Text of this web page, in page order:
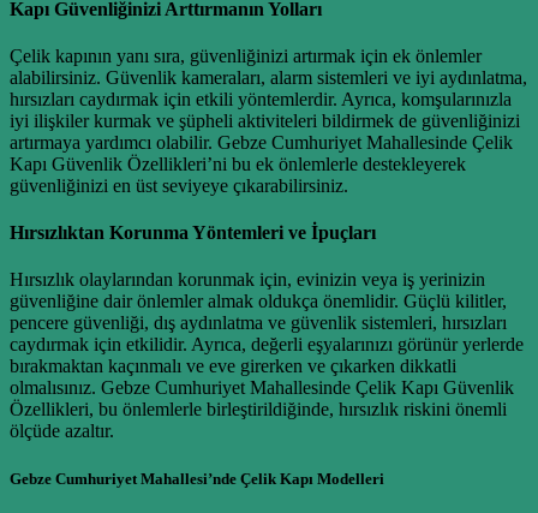
Kapı Güvenliğinizi Arttırmanın Yolları
Çelik kapının yanı sıra, güvenliğinizi artırmak için ek önlemler
alabilirsiniz. Güvenlik kameraları, alarm sistemleri ve iyi aydınlatma,
hırsızları caydırmak için etkili yöntemlerdir. Ayrıca, komşularınızla
iyi ilişkiler kurmak ve şüpheli aktiviteleri bildirmek de güvenliğinizi
artırmaya yardımcı olabilir. Gebze Cumhuriyet Mahallesinde Çelik
Kapı Güvenlik Özellikleri’ni bu ek önlemlerle destekleyerek
güvenliğinizi en üst seviyeye çıkarabilirsiniz.
Hırsızlıktan Korunma Yöntemleri ve İpuçları
Hırsızlık olaylarından korunmak için, evinizin veya iş yerinizin
güvenliğine dair önlemler almak oldukça önemlidir. Güçlü kilitler,
pencere güvenliği, dış aydınlatma ve güvenlik sistemleri, hırsızları
caydırmak için etkilidir. Ayrıca, değerli eşyalarınızı görünür yerlerde
bırakmaktan kaçınmalı ve eve girerken ve çıkarken dikkatli
olmalısınız. Gebze Cumhuriyet Mahallesinde Çelik Kapı Güvenlik
Özellikleri, bu önlemlerle birleştirildiğinde, hırsızlık riskini önemli
ölçüde azaltır.
Gebze Cumhuriyet Mahallesi’nde Çelik Kapı Modelleri